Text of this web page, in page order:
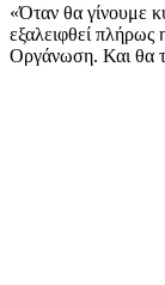
«Όταν θα γίνουμε
εξαλειφθεί
Οργάνωση. Και θα